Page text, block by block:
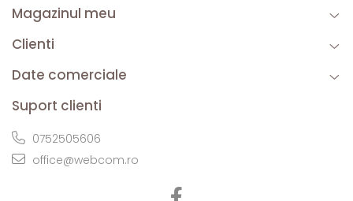
Magazinul meu
Clienti
Date comerciale
Suport clienti
0752505606
office@webcom.ro